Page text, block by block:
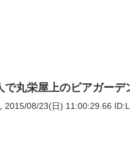
で丸栄屋上のビアガーデ
2015/08/23(日) 11:00:29.66